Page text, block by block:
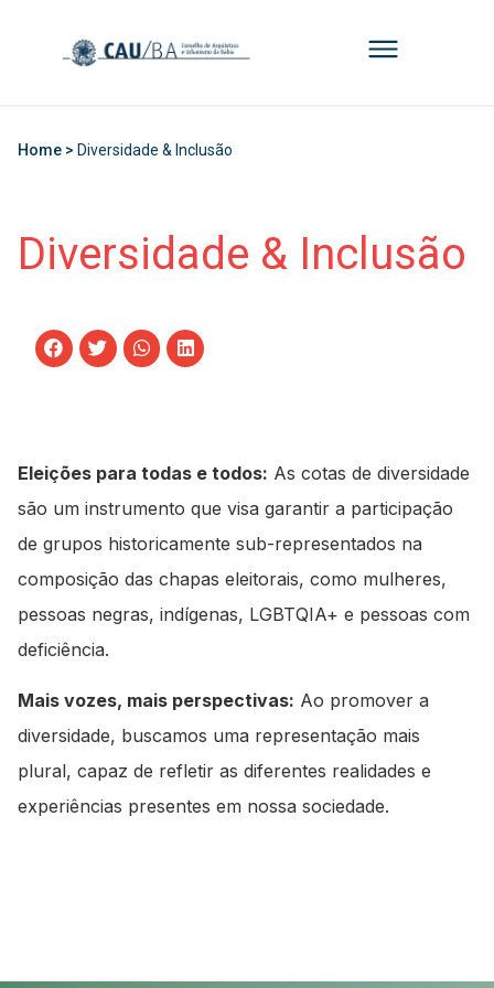
Home > Diversidade & Inclusão
Diversidade & Inclusão
Eleições para todas e todos: As cotas de diversidade
são um instrumento que visa garantir a participação
de grupos historicamente sub-representados na
composição das chapas eleitorais, como mulheres,
pessoas negras, indígenas, LGBTQIA+ e pessoas com
deficiência.
Mais vozes, mais perspectivas: Ao promover a
diversidade, buscamos uma representação mais
plural, capaz de refletir as diferentes realidades e
experiências presentes em nossa sociedade.